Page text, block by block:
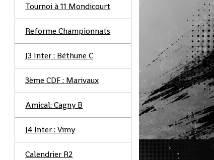
Tournoi à 11 Mondicourt
Reforme Championnats
J3 Inter : Béthune C
3ème CDF : Marivaux
Amical: Cagny B
J4 Inter : Vimy
Calendrier R2